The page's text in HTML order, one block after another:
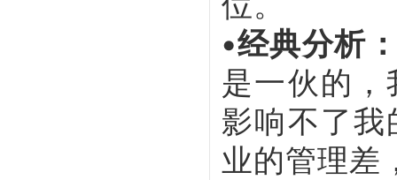
•经典分析
是一伙的
影响不了
业的管理差